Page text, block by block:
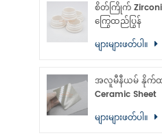
စိတ်ကြိုက်
ကြွေထည်ပြွန်
များများဖတ်ပါ။
အလူမီနီယမ် နိုက်ထ
Ceramic Sheet
များများဖတ်ပါ။